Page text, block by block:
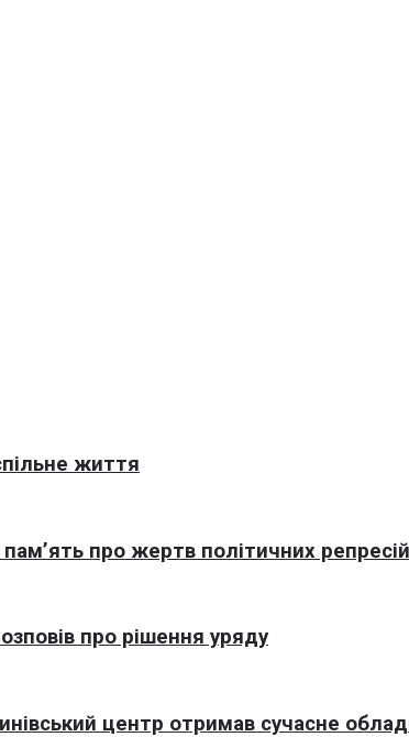
життя
про жертв політичних репресій
про рішення уряду
центр отримав сучасне